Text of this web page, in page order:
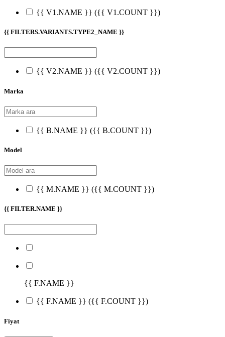
{{ V1.NAME }} ({{ V1.COUNT }})
{{ FILTERS.VARIANTS.TYPE2_NAME }}
{{ V2.NAME }} ({{ V2.COUNT }})
Marka
{{ B.NAME }} ({{ B.COUNT }})
Model
{{ M.NAME }} ({{ M.COUNT }})
{{ FILTER.NAME }}
{{ F.NAME }}
{{ F.NAME }} ({{ F.COUNT }})
Fiyat